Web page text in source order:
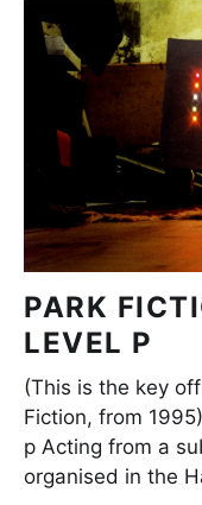
PARK
LEVEL P
(This is the key
Fiction, from
p Acting from a
organised in the